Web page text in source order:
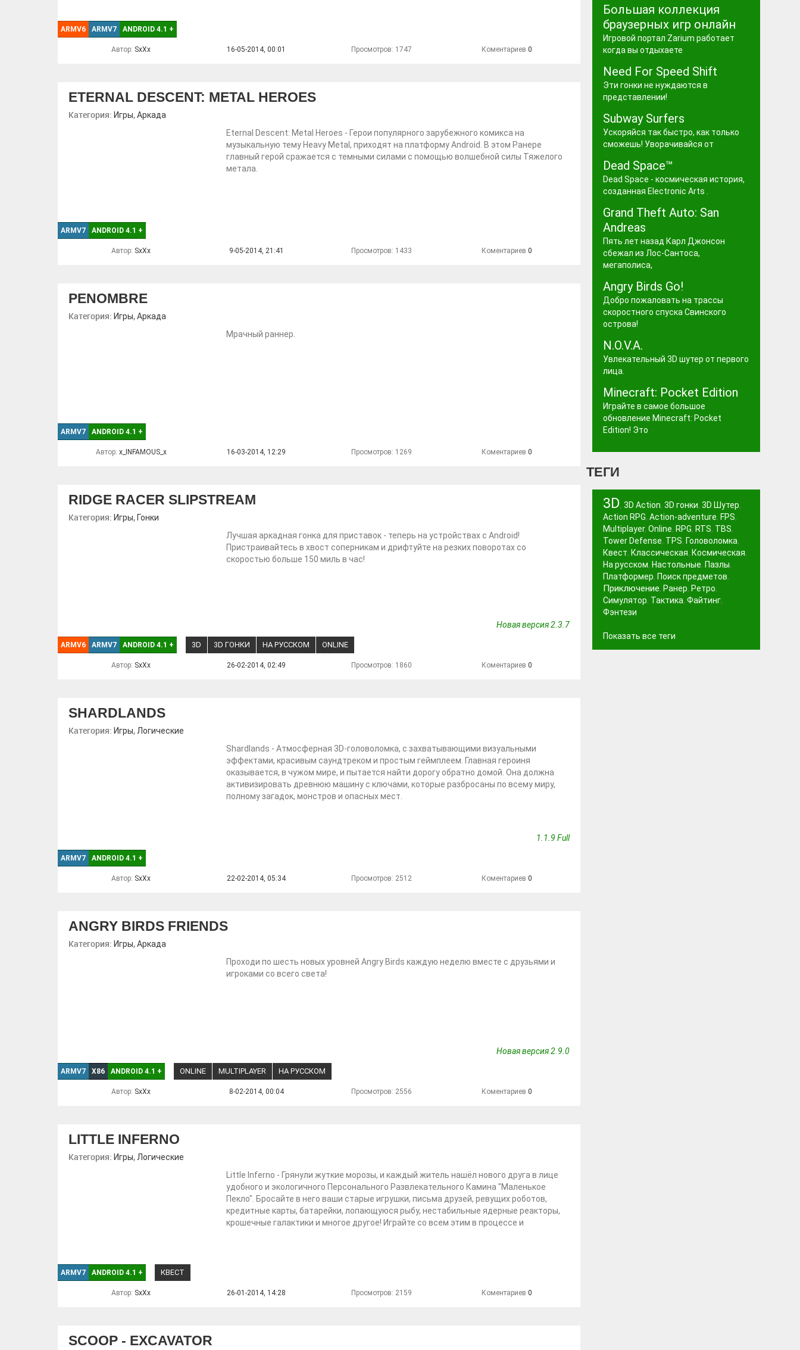
ARMV6 ARMV7 ANDROID 4.1 +
Автор: SxXx 16-05-2014, 00:01 Просмотров: 1747 Коментариев 0
ETERNAL DESCENT: METAL HEROES
Категория: Игры,Аркада
Eternal Descent: Metal Heroes - Герои популярного зарубежного комикса на
музыкальную тему Heavy Metal, приходят на платформу Android. В этом Ранере
главный герой сражается с темными силами с помощью волшебной силы Тяжелого
метала.
ARMV7 ANDROID 4.1 +
Автор: SxXx 9-05-2014, 21:41 Просмотров: 1433 Коментариев 0
PENOMBRE
Категория: Игры,Аркада
Мрачный раннер.
ARMV7 ANDROID 4.1 +
Автор: x_INFAMOUS_x 16-03-2014, 12:29 Просмотров: 1269 Коментариев 0
RIDGE RACER SLIPSTREAM
Категория: Игры, Гонки
Лучшая аркадная гонка для приставок - теперь на устройствах с Android!
Пристраивайтесь в хвост соперникам и дрифтуйте на резких поворотах со
скоростью больше 150 миль в час!
Новая версия 2.3.7
ARMV6 ARMV7 ANDROID 4.1 + 3D 3D ГОНКИ НА РУССКОМ ONLINE
Автор: SxXx 26-02-2014, 02:49 Просмотров: 1860 Коментариев 0
SHARDLANDS
Категория: Игры, Логические
Shardlands - Атмосферная 3D-головоломка, с захватывающими визуальными
эффектами, красивым саундтреком и простым геймплеем. Главная героиня
оказывается, в чужом мире, и пытается найти дорогу обратно домой. Она должна
активизировать древнюю машину с ключами, которые разбросаны по всему миру,
полному загадок, монстров и опасных мест.
1.1.9 Full
ARMV7 ANDROID 4.1 +
Автор: SxXx 22-02-2014, 05:34 Просмотров: 2512 Коментариев 0
ANGRY BIRDS FRIENDS
Категория: Игры,Аркада
Проходи по шесть новых уровней Angry Birds каждую неделю вместе с друзьями и
игроками со всего света!
Новая версия 2.9.0
ARMV7 X86 ANDROID 4.1 + ONLINE MULTIPLAYER НА РУССКОМ
Автор: SxXx 8-02-2014, 00:04 Просмотров: 2556 Коментариев 0
LITTLE INFERNO
Категория: Игры, Логические
Little Inferno - Грянули жуткие морозы, и каждый житель нашёл нового друга в лице
удобного и экологичного Персонального Развлекательного Камина "Маленькое
Пекло". Бросайте в него ваши старые игрушки, письма друзей, ревущих роботов,
кредитные карты, батарейки, лопающуюся рыбу, нестабильные ядерные реакторы,
крошечные галактики и многое другое! Играйте со всем этим в процессе и
ARMV7 ANDROID 4.1 + КВЕСТ
Автор: SxXx 26-01-2014, 14:28 Просмотров: 2159 Коментариев 0
SCOOP - EXCAVATOR
Большая коллекция
браузерных игр онлайн
Игровой портал Zarium работает
когда вы отдыхаете
Need For Speed Shift
Эти гонки не нуждаются в
представлении!
Subway Surfers
Ускоряйся так быстро, как только
сможешь! Уворачивайся от
Dead Space™
Dead Space - космическая история,
созданная Electronic Arts .
Grand Theft Auto: San
Andreas
Пять лет назад Карл Джонсон
сбежал из Лос-Сантоса,
мегаполиса,
Angry Birds Go!
Добро пожаловать на трассы
скоростного спуска Свинского
острова!
N.O.V.A.
Увлекательный 3D шутер от первого
лица.
Minecraft: Pocket Edition
Играйте в самое большое
обновление Minecraft: Pocket
Edition! Это
ТЕГИ
3D, 3D Action, 3D гонки, 3D Шутер,
Action RPG, Action-adventure, FPS,
Multiplayer, Online, RPG, RTS, TBS,
Tower Defense, TPS, Головоломка,
Квест, Классическая, Космическая,
На русском, Настольные, Пазлы,
Платформер, Поиск предметов,
Приключение, Ранер, Ретро,
Симулятор, Тактика, Файтинг,
Фэнтези
Показать все теги